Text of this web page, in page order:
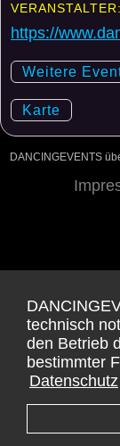
https://
Weitere
Karte
DANCINGEVENTS
technisch
den Betrieb
bestimmter
Datenschutz